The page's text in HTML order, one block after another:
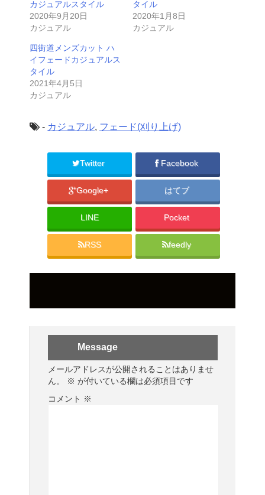
カジュアルスタイル
2020年9月20日
カジュアル
タイル
2020年1月8日
カジュアル
四街道メンズカット ハ
イフェードカジュアルス
タイル
2021年4月5日
カジュアル
- カジュアル, フェード(刈り上げ)
Twitter Facebook
Google+ はてブ
LINE Pocket
RSS feedly
Message
メールアドレスが公開されることはありませ
ん。
※ が付いている欄は必須項目です
コメント ※